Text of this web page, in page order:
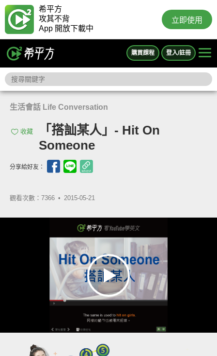
希平方
攻其不背
App 開放下載中
立即使用
購買課程 登入/註冊
生活會話 Life Conversation
收藏
「搭訕某人」- Hit On
Someone
分享給好友：
觀看次數：7366 • 2015-05-21